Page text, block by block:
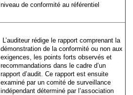
niveau de conformité au référentiel
L’auditeur rédige le rapport comprenant la
démonstration de la conformité ou non aux
exigences, les points forts observés et
recommandations dans le cadre d’un
rapport d’audit. Ce rapport est ensuite
examiné par un comité de surveillance
indépendant déterminé par l’association